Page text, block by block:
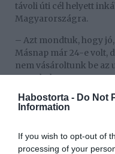
Habostorta - Do Not
Information
If you wish to opt-out of
processing of your
távoli úti cél helyett
Magyarországra.
– Azt mondtuk, hogy
Másnap már 24-e volt,
nem vásároltunk be az
gyerekeket meg engem
semmi... Ültünk az
pillanatban be tudtunk
karácsonyi élményét.